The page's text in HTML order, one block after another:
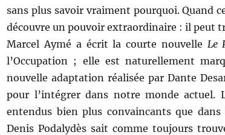
sans plus savoir vraiment pourquoi. Quand
découvre un pouvoir extraordinaire : il peut
Marcel Aymé a écrit la courte nouvelle Le
l’Occupation ; elle est naturellement
nouvelle adaptation réalisée par Dante
pour l’intégrer dans notre monde actuel.
entendus bien plus convaincants que dans
Denis Podalydès sait comme toujours